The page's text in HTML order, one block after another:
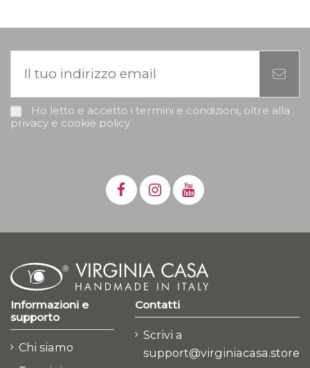
Ho letto e accetto i termini e condizioni, oltre alla
privacy e cookie policy
Informazioni e
supporto
Chi siamo
Contatti
Scrivi a
support@virginiacasa.store